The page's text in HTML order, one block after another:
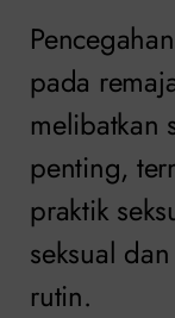
pada
melibatkan
penting,
praktik
seksual
rutin.